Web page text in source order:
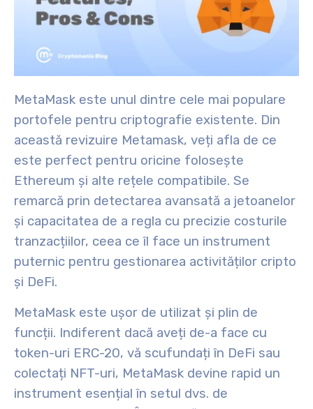
MetaMask este unul dintre cele mai populare
portofele pentru criptografie existente. Din
această revizuire Metamask, veți afla de ce
este perfect pentru oricine folosește
Ethereum și alte rețele compatibile. Se
remarcă prin detectarea avansată a jetoanelor
și capacitatea de a regla cu precizie costurile
tranzacțiilor, ceea ce îl face un instrument
puternic pentru gestionarea activităților cripto
și DeFi.
MetaMask este ușor de utilizat și plin de
funcții. Indiferent dacă aveți de-a face cu
token-uri ERC-20, vă scufundați în DeFi sau
colectați NFT-uri, MetaMask devine rapid un
instrument esențial în setul dvs. de